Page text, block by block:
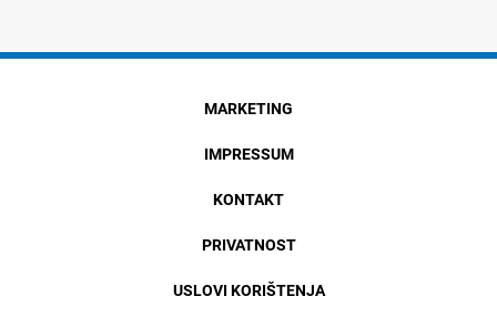
MARKETING
IMPRESSUM
KONTAKT
PRIVATNOST
USLOVI KORIŠTENJA